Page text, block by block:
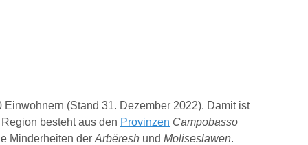
(Stand 31. Dezember 2022). Damit ist
besteht aus den Provinzen Campobasso
Minderheiten der Arbëresh und Moliseslawen.